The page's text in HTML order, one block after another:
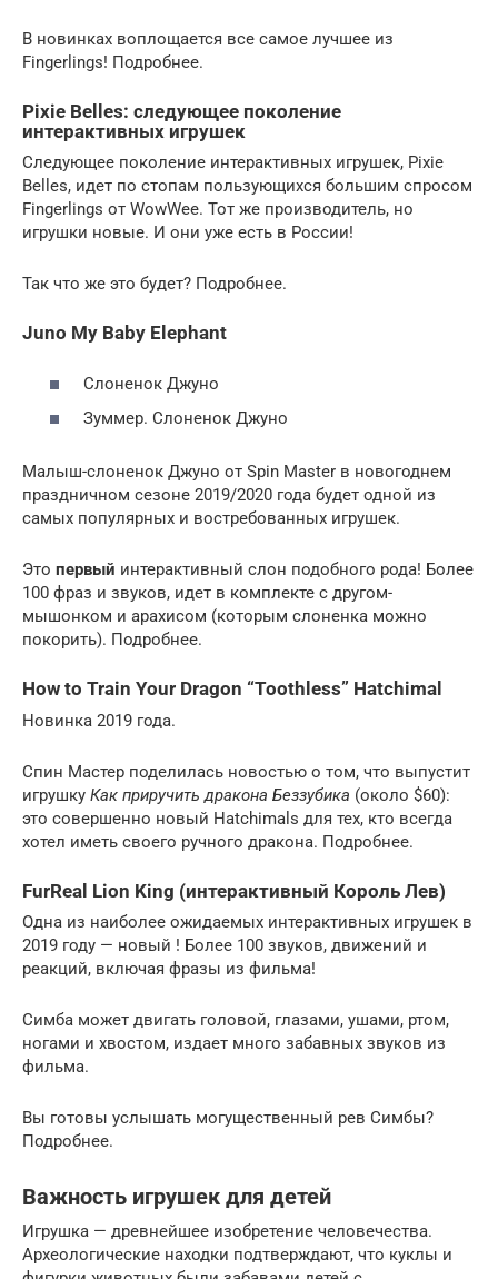
В новинках воплощается все самое лучшее из
Fingerlings! Подробнее.
Pixie Belles: следующее поколение
интерактивных игрушек
Следующее поколение интерактивных игрушек, Pixie
Belles, идет по стопам пользующихся большим спросом
Fingerlings от WowWee. Тот же производитель, но
игрушки новые. И они уже есть в России!
Так что же это будет? Подробнее.
Juno My Baby Elephant
Слоненок Джуно
Зуммер. Слоненок Джуно
Малыш-слоненок Джуно от Spin Master в новогоднем
праздничном сезоне 2019/2020 года будет одной из
самых популярных и востребованных игрушек.
Это первый интерактивный слон подобного рода! Более
100 фраз и звуков, идет в комплекте с другом-
мышонком и арахисом (которым слоненка можно
покорить). Подробнее.
How to Train Your Dragon “Toothless” Hatchimal
Новинка 2019 года.
Спин Мастер поделилась новостью о том, что выпустит
игрушку Как приручить дракона Беззубика (около $60):
это совершенно новый Hatchimals для тех, кто всегда
хотел иметь своего ручного дракона. Подробнее.
FurReal Lion King (интерактивный Король Лев)
Одна из наиболее ожидаемых интерактивных игрушек в
2019 году — новый ! Более 100 звуков, движений и
реакций, включая фразы из фильма!
Симба может двигать головой, глазами, ушами, ртом,
ногами и хвостом, издает много забавных звуков из
фильма.
Вы готовы услышать могущественный рев Симбы?
Подробнее.
Важность игрушек для детей
Игрушка — древнейшее изобретение человечества.
Археологические находки подтверждают, что куклы и